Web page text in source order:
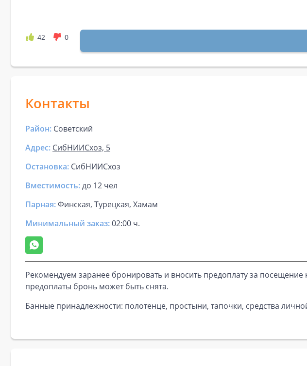
42 0
Контакты
Район: Советский
Адрес: СибНИИСхоз, 5
Остановка: СибНИИСхоз
Вместимость:до 12 чел
Парная:Финская, Турецкая, Хамам
Минимальный заказ:02:00 ч.
Рекомендуем заранее бронировать и вносить предоплату за
предоплаты бронь может быть снята.
Банные принадлежности: полотенце, простыни, тапочки, средства